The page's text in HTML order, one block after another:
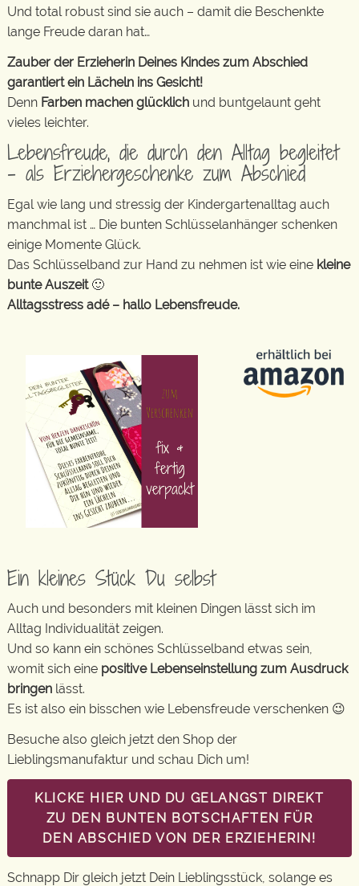
Und total robust sind sie auch – damit die Beschenkte
lange Freude daran hat…
Zauber der Erzieherin Deines Kindes zum Abschied
garantiert ein Lächeln ins Gesicht!
Denn Farben machen glücklich und buntgelaunt geht
vieles leichter.
Lebensfreude, die durch den Alltag begleitet
– als Erziehergeschenke zum Abschied
Egal wie lang und stressig der Kindergartenalltag auch
manchmal ist … Die bunten Schlüsselanhänger schenken
einige Momente Glück.
Das Schlüsselband zur Hand zu nehmen ist wie eine kleine
bunte Auszeit🙂
Alltagsstress adé – hallo Lebensfreude.
Ein kleines Stück Du selbst
Auch und besonders mit kleinen Dingen lässt sich im
Alltag Individualität zeigen.
Und so kann ein schönes Schlüsselband etwas sein,
womit sich eine positive Lebenseinstellung zum Ausdruck
bringen lässt.
Es ist also ein bisschen wie Lebensfreude verschenken 😉
Besuche also gleich jetzt den Shop der
Lieblingsmanufaktur und schau Dich um!
KLICKE HIER UND DU GELANGST DIREKT
ZU DEN BUNTEN BOTSCHAFTEN FÜR
DEN ABSCHIED VON DER ERZIEHERIN!
Schnapp Dir gleich jetzt Dein Lieblingsstück, solange es